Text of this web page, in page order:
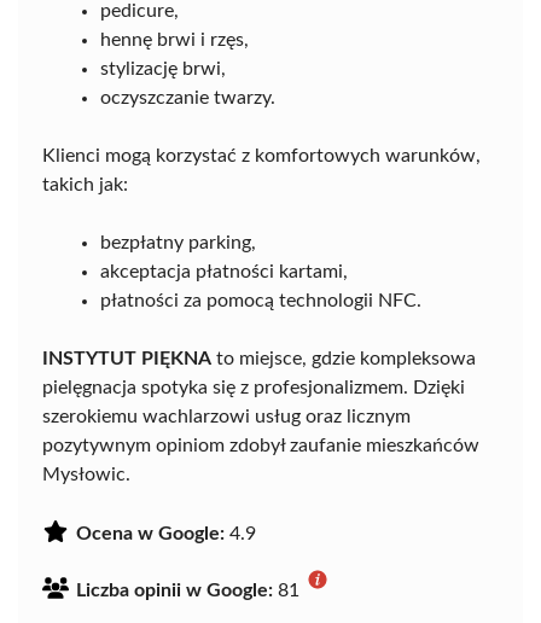
pedicure,
hennę brwi i rzęs,
stylizację brwi,
oczyszczanie twarzy.
Klienci mogą korzystać z komfortowych warunków,
takich jak:
bezpłatny parking,
akceptacja płatności kartami,
płatności za pomocą technologii NFC.
INSTYTUT PIĘKNA to miejsce, gdzie kompleksowa
pielęgnacja spotyka się z profesjonalizmem. Dzięki
szerokiemu wachlarzowi usług oraz licznym
pozytywnym opiniom zdobył zaufanie mieszkańców
Mysłowic.
Ocena w Google: 4.9
Liczba opinii w Google: 81